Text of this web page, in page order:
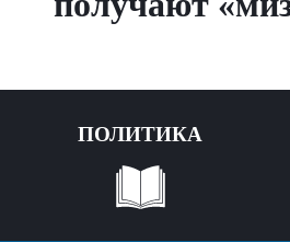
ПОЛИТИКА